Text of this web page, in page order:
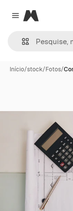
Close menu
Magnific
Início/stock/Fotos/